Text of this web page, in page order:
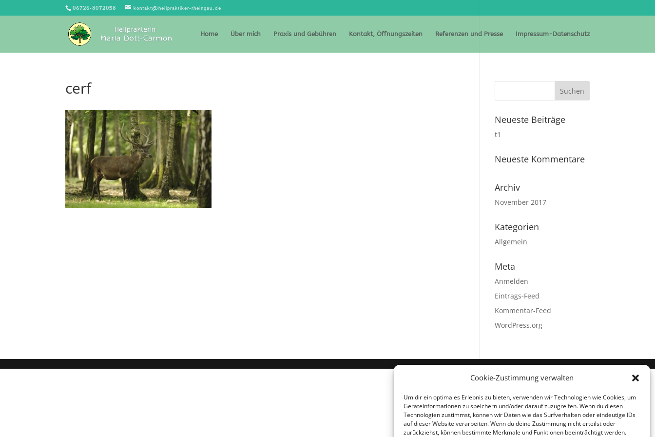
Cookie-Zustimmung verwalten
Um dir ein optimales Erlebnis zu bieten, verwenden wir Technologien wie Cookies, um
Geräteinformationen zu speichern und/oder darauf zuzugreifen. Wenn du diesen
Technologien zustimmst, können wir Daten wie das Surfverhalten oder eindeutige IDs
auf dieser Website verarbeiten. Wenn du deine Zustimmung nicht erteilst oder
zurückziehst, können bestimmte Merkmale und Funktionen beeinträchtigt werden.
06726-8072058 kontakt@heilpraktiker-rheingau.de
Home Über mich Praxis und Gebühren Kontakt, Öffnungszeiten Referenzen und Presse Impressum-Datenschutz
cerf
Neueste Beiträge
t1
Neueste Kommentare
Archiv
November 2017
Kategorien
Allgemein
Meta
Anmelden
Eintrags-Feed
Kommentar-Feed
WordPress.org